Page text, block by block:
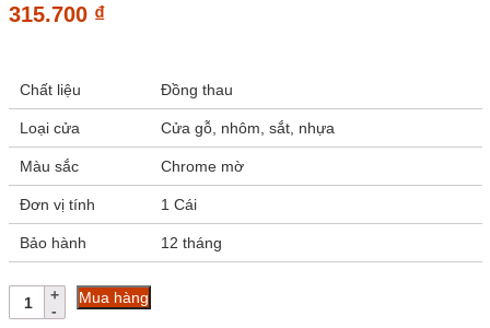
315.700 ₫
Chất liệu Đồng thau
Loại cửa Cửa gỗ, nhôm, sắt, nhựa
Màu sắc Chrome mờ
Đơn vị tính 1 Cái
Bảo hành 12 tháng
Hít
cửa
Mua hàng